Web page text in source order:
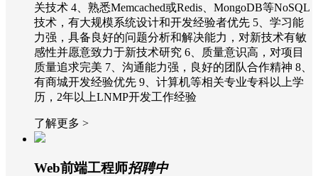
关技术 4、熟悉Memcached或Redis、MongoDB等NoSQL
技术，有大规模系统设计和开发经验者优先 5、学习能
力强，具备良好的问题分析和解决能力，对新技术有敏
感性并愿意致力于新技术研究 6、质量意识高，对项目
质量追求完美 7、沟通能力强，良好的团队合作精神 8、
有商城开发经验优先 9、计算机等相关专业专科以上学
历，2年以上LNMP开发工作经验
了解更多 >
Web前端工程师招聘中